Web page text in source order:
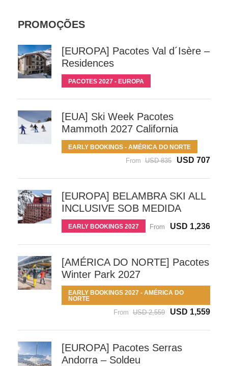
PROMOÇÕES
[EUROPA] Pacotes Val d´Isère –
Residences
PACOTES 2027 - EUROPA
[EUA] Ski Week Pacotes
Mammoth 2027 California
EARLY BOOKINGS - AMÉRICA DO NORTE
From USD 835 USD 707
[EUROPA] BELAMBRA SKI ALL
INCLUSIVE SOB MEDIDA
EARLY BOOKINGS 2027 From USD 1,236
[AMÉRICA DO NORTE] Pacotes
Winter Park 2027
EARLY BOOKINGS 2027 - AMÉRICA DO
NORTE
From USD 2,559 USD 1,559
[EUROPA] Pacotes Serras
Andorra – Soldeu